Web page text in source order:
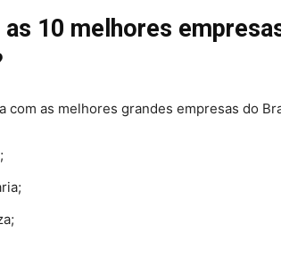
as 10 melhores
com as melhores grandes empresas do